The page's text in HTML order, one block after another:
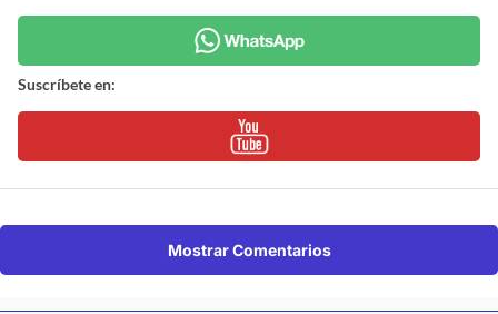
Suscríbete en:
Mostrar Comentarios